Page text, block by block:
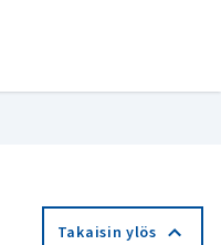
Takaisin ylös